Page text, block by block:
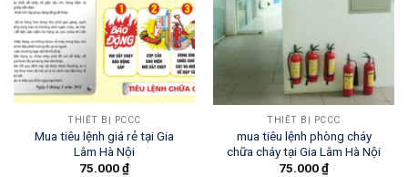
THIẾT BỊ PCCC
Mua tiêu lệnh giá rẻ tại Gia
Lâm Hà Nội
75.000₫
THIẾT BỊ PCCC
mua tiêu lệnh phòng cháy
chữa cháy tại Gia Lâm Hà Nội
75.000₫